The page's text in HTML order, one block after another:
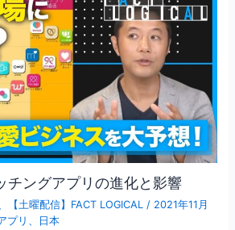
チングアプリの進化と影響
【土曜配信】FACT LOGICAL / 2021年11月
プリ 、 日本